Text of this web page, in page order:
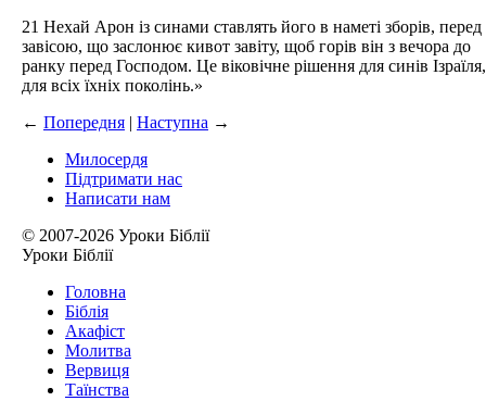
21 Нехай Арон із синами ставлять його в наметі зборів, перед
завісою, що заслонює кивот завіту, щоб горів він з вечора до
ранку перед Господом. Це віковічне рішення для синів Ізраїля,
для всіх їхніх поколінь.»
← Попередня | Наступна →
Милосердя
Підтримати нас
Написати нам
© 2007-2026 Уроки Біблії
Уроки Біблії
Головна
Біблія
Акафіст
Молитва
Вервиця
Таїнства